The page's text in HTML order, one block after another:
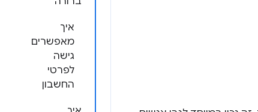
איך
מאפשרים
גישה
לפרטי
החשבון